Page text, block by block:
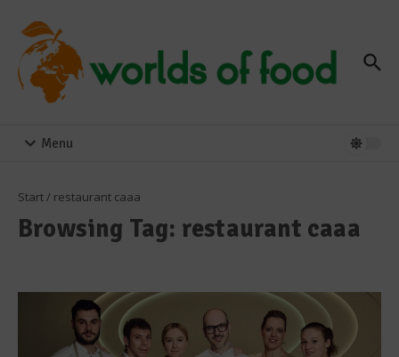
Menu
Start/ restaurant caaa
Browsing Tag: restaurant caaa